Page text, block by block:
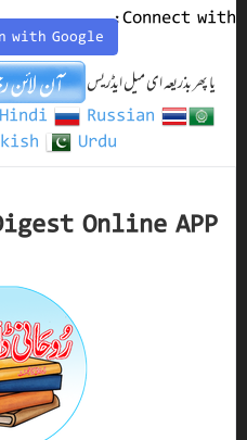
Connect with:
with Google
یا پھر بذریعہ ای میل ایڈریس
Hindi
Russian
Urdu
Online APP